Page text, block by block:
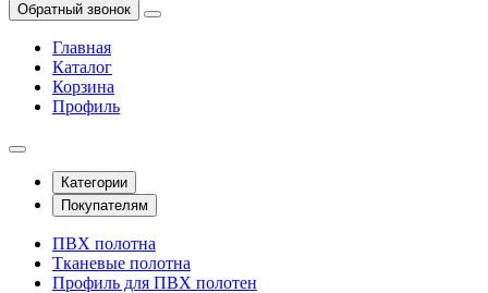
Обратный звонок
Главная
Каталог
Корзина
Профиль
Категории
Покупателям
ПВХ полотна
Тканевые полотна
Профиль для ПВХ полотен